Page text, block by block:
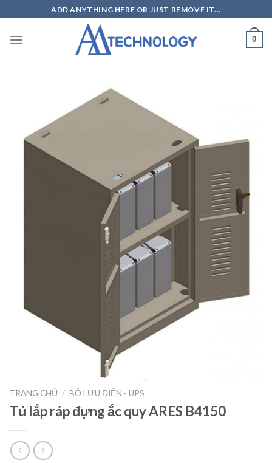
to
content
ADD ANYTHING HERE OR JUST REMOVE IT...
0
TRANG CHỦ / BỘ LƯU ĐIỆN - UPS
Tủ lắp ráp đựng ắc quy ARES B4150